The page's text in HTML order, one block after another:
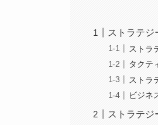
ストラテジ
ストラ
タクテ
ストラ
ビジネ
ストラテジ